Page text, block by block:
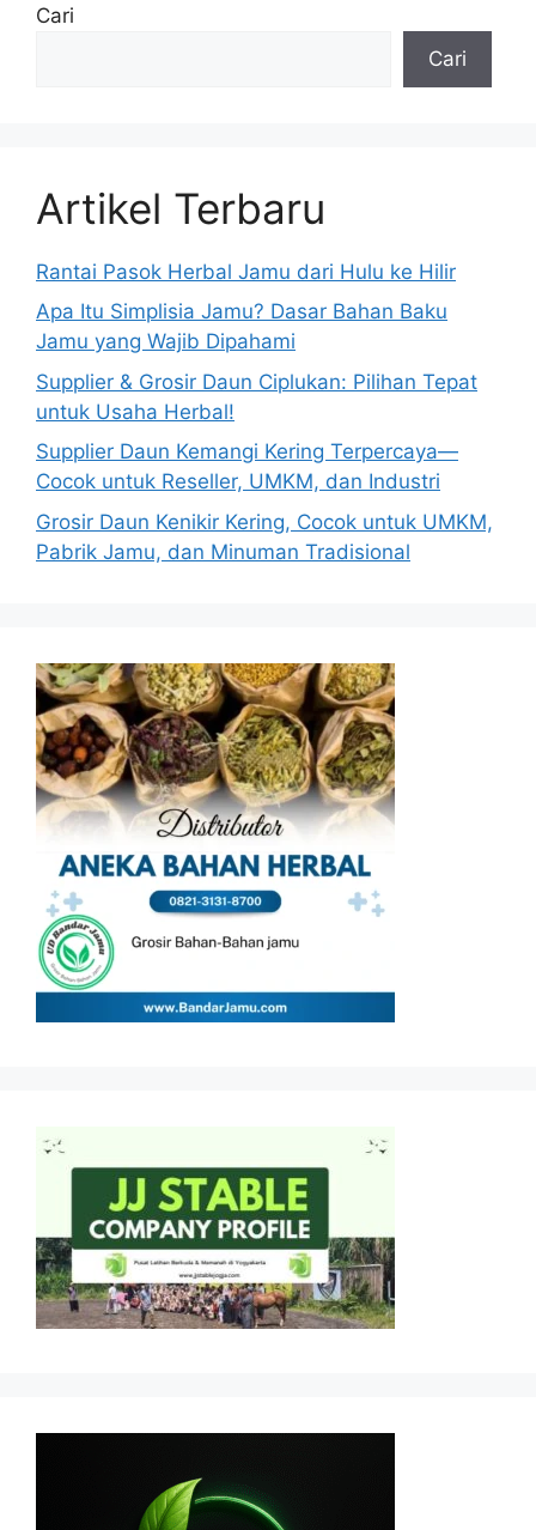
Cari
Cari
Artikel Terbaru
Rantai Pasok Herbal Jamu dari Hulu ke Hilir
Apa Itu Simplisia Jamu? Dasar Bahan Baku
Jamu yang Wajib Dipahami
Supplier & Grosir Daun Ciplukan: Pilihan Tepat
untuk Usaha Herbal!
Supplier Daun Kemangi Kering Terpercaya—
Cocok untuk Reseller, UMKM, dan Industri
Grosir Daun Kenikir Kering, Cocok untuk UMKM,
Pabrik Jamu, dan Minuman Tradisional